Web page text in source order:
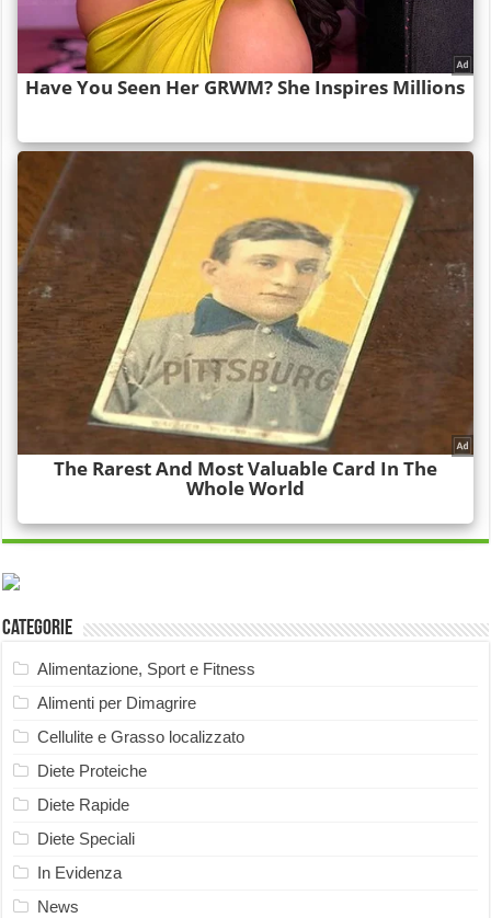
Categorie
Alimentazione, Sport e Fitness
Alimenti per Dimagrire
Cellulite e Grasso localizzato
Diete Proteiche
Diete Rapide
Diete Speciali
In Evidenza
News